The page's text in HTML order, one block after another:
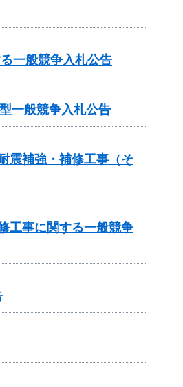
一般競争入札公告
一般競争入札公告
震補強・補修工事（そ
工事に関する一般競争